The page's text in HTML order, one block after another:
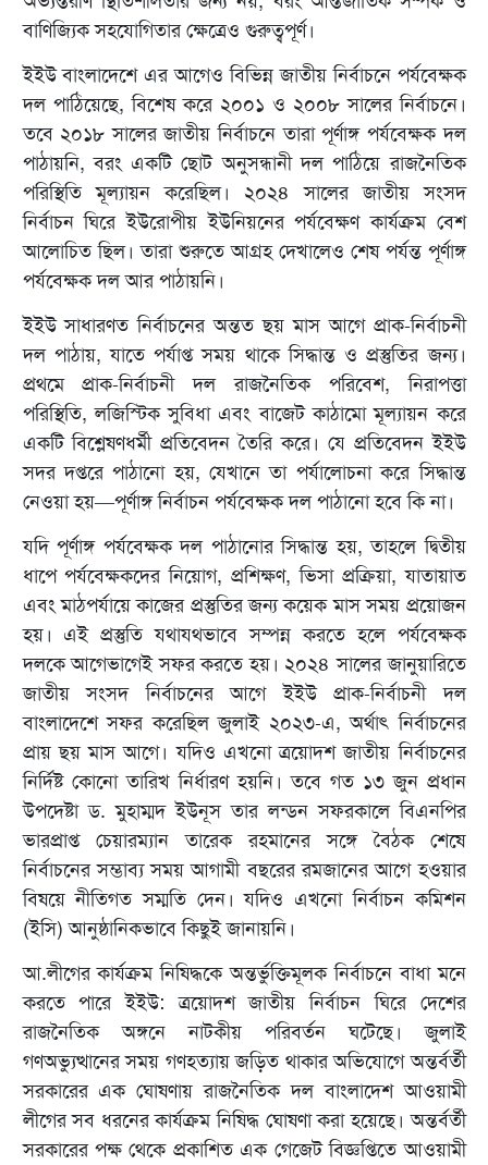
বাণিজ্যিক সহযোগিতার ক্ষেত্রেও গুরুত্বপূর্ণ।
ইইউ বাংলাদেশে এর আগেও বিভিন্ন জাতীয় নির্বাচনে পর্যবেক্ষক
দল পাঠিয়েছে, বিশেষ করে ২০০১ ও ২০০৮ সালের নির্বাচনে।
তবে ২০১৮ সালের জাতীয় নির্বাচনে তারা পূর্ণাঙ্গ পর্যবেক্ষক দল
পাঠায়নি, বরং একটি ছোট অনুসন্ধানী দল পাঠিয়ে রাজনৈতিক
পরিস্থিতি মূল্যায়ন করেছিল। ২০২৪ সালের জাতীয় সংসদ
নির্বাচন ঘিরে ইউরোপীয় ইউনিয়নের পর্যবেক্ষণ কার্যক্রম বেশ
আলোচিত ছিল। তারা শুরুতে আগ্রহ দেখালেও শেষ পর্যন্ত পূর্ণাঙ্গ
পর্যবেক্ষক দল আর পাঠায়নি।
ইইউ সাধারণত নির্বাচনের অন্তত ছয় মাস আগে প্রাক-নির্বাচনী
দল পাঠায়, যাতে পর্যাপ্ত সময় থাকে সিদ্ধান্ত ও প্রস্তুতির জন্য।
প্রথমে প্রাক-নির্বাচনী দল রাজনৈতিক পরিবেশ, নিরাপত্তা
পরিস্থিতি, লজিস্টিক সুবিধা এবং বাজেট কাঠামো মূল্যায়ন করে
একটি বিশ্লেষণধর্মী প্রতিবেদন তৈরি করে। যে প্রতিবেদন ইইউ
সদর দপ্তরে পাঠানো হয়, যেখানে তা পর্যালোচনা করে সিদ্ধান্ত
নেওয়া হয়—পূর্ণাঙ্গ নির্বাচন পর্যবেক্ষক দল পাঠানো হবে কি না।
যদি পূর্ণাঙ্গ পর্যবেক্ষক দল পাঠানোর সিদ্ধান্ত হয়, তাহলে দ্বিতীয়
ধাপে পর্যবেক্ষকদের নিয়োগ, প্রশিক্ষণ, ভিসা প্রক্রিয়া, যাতায়াত
এবং মাঠপর্যায়ে কাজের প্রস্তুতির জন্য কয়েক মাস সময় প্রয়োজন
হয়। এই প্রস্তুতি যথাযথভাবে সম্পন্ন করতে হলে পর্যবেক্ষক
দলকে আগেভাগেই সফর করতে হয়। ২০২৪ সালের জানুয়ারিতে
জাতীয় সংসদ নির্বাচনের আগে ইইউ প্রাক-নির্বাচনী দল
বাংলাদেশে সফর করেছিল জুলাই ২০২৩-এ, অর্থাৎ নির্বাচনের
প্রায় ছয় মাস আগে। যদিও এখনো ত্রয়োদশ জাতীয় নির্বাচনের
নির্দিষ্ট কোনো তারিখ নির্ধারণ হয়নি। তবে গত ১৩ জুন প্রধান
উপদেষ্টা ড. মুহাম্মদ ইউনূস তার লন্ডন সফরকালে বিএনপির
ভারপ্রাপ্ত চেয়ারম্যান তারেক রহমানের সঙ্গে বৈঠক শেষে
নির্বাচনের সম্ভাব্য সময় আগামী বছরের রমজানের আগে হওয়ার
বিষয়ে নীতিগত সম্মতি দেন। যদিও এখনো নির্বাচন কমিশন
(ইসি) আনুষ্ঠানিকভাবে কিছুই জানায়নি।
আ.লীগের কার্যক্রম নিষিদ্ধকে অন্তর্ভুক্তিমূলক নির্বাচনে বাধা মনে
করতে পারে ইইউ: ত্রয়োদশ জাতীয় নির্বাচন ঘিরে দেশের
রাজনৈতিক অঙ্গনে নাটকীয় পরিবর্তন ঘটেছে। জুলাই
গণঅভ্যুত্থানের সময় গণহত্যায় জড়িত থাকার অভিযোগে অন্তর্বর্তী
সরকারের এক ঘোষণায় রাজনৈতিক দল বাংলাদেশ আওয়ামী
লীগের সব ধরনের কার্যক্রম নিষিদ্ধ ঘোষণা করা হয়েছে। অন্তর্বর্তী
সরকারের পক্ষ থেকে প্রকাশিত এক গেজেট বিজ্ঞপ্তিতে আওয়ামী